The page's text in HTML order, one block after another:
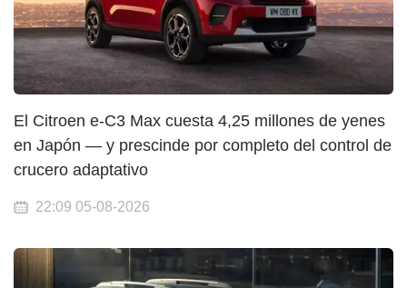
El Citroen e-C3 Max cuesta 4,25 millones de yenes
en Japón — y prescinde por completo del control de
crucero adaptativo
22:09 05-08-2026